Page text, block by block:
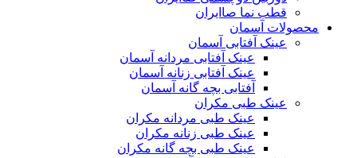
قطب نما صاایران
محصولات آسمان
عینک آفتابی آسمان
عینک آفتابی مردانه آسمان
عینک آفتابی زنانه آسمان
آفتابی بچه گانه آسمان
عینک طبی مکران
عینک طبی مردانه مکران
عینک طبی زنانه مکران
عینک طبی بچه گانه مکران